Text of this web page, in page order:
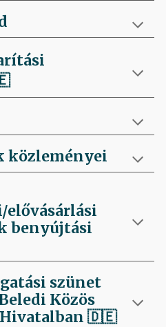
közleményei
elővásárlási
benyújtási
szünet
Közös
🇩🇪